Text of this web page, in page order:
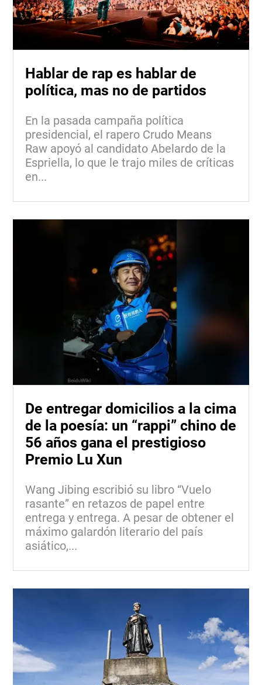
Hablar de rap es hablar de
política, mas no de partidos
En la pasada campaña política
presidencial, el rapero Crudo Means
Raw apoyó al candidato Abelardo de la
Espriella, lo que le trajo miles de críticas
en...
De entregar domicilios a la cima
de la poesía: un “rappi” chino de
56 años gana el prestigioso
Premio Lu Xun
Wang Jibing escribió su libro “Vuelo
rasante” en retazos de papel entre
entrega y entrega. A pesar de obtener el
máximo galardón literario del país
asiático,...